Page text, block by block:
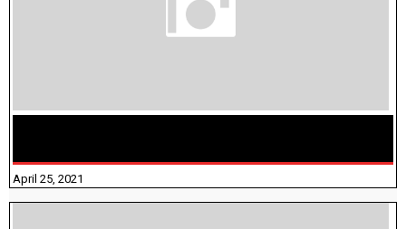
April 25, 2021